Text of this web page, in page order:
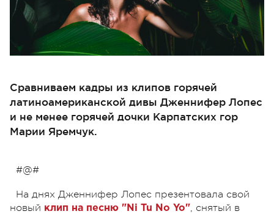
Сравниваем кадры из клипов горячей
латиноамериканской дивы Дженнифер Лопес
и не менее горячей дочки Карпатских гор
Марии Яремчук.
#@#
На днях Дженнифер Лопес презентовала свой
новый клип на песню "Ni Tu No Yo", снятый в